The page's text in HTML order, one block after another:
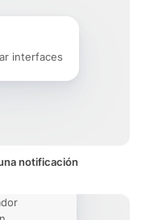
interfaces
notificación